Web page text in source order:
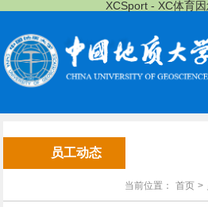
XCSport - XC体育
员工动态
当前位置： 首页 >